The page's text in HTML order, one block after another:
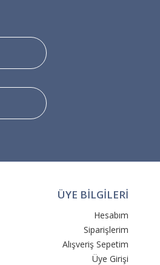
ÜYE BİLGİLERİ
Hesabım
Siparişlerim
Alışveriş Sepetim
Üye Girişi